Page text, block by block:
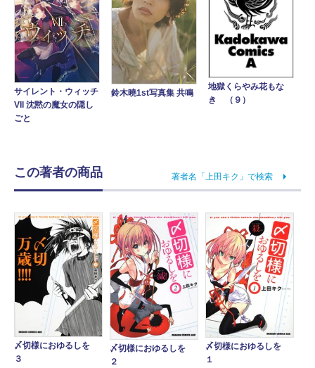
サイレント・ウィッチ
VII 沈黙の魔女の隠し
ごと
鈴木曉1st写真集 共鳴
地獄くらやみ花もな
き （９）
この著者の商品 著者名「上田キク」で検索
〆切様におゆるしを
３
〆切様におゆるしを
２
〆切様におゆるしを
１